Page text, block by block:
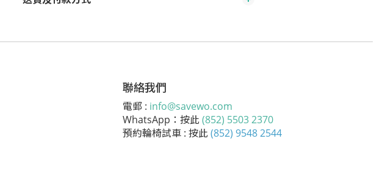
聯絡我們
電郵 : info@savewo.com
WhatsApp：按此 (852) 5503 2370
預約輪椅試車 : 按此 (852) 9548 2544